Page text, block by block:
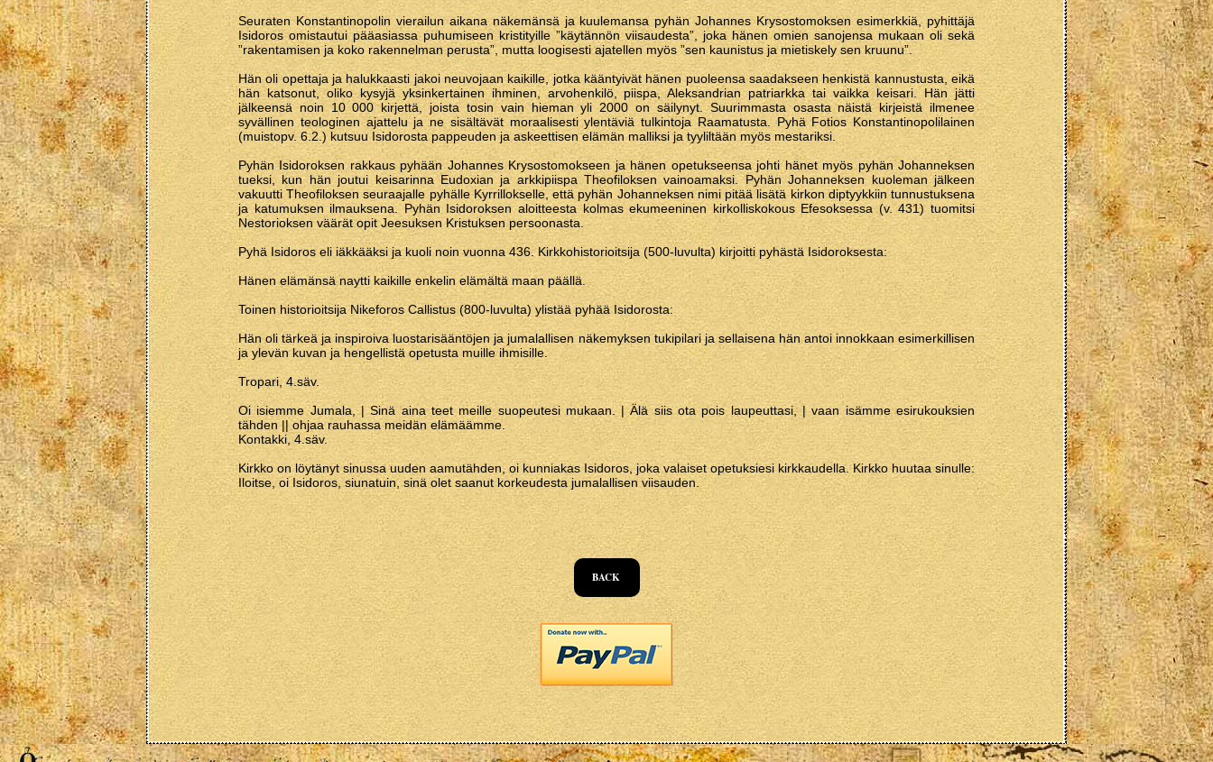
Seuraten Konstantinopolin vierailun aikana näkemänsä ja kuulemansa pyhän Johannes Krysostomoksen esimerkkiä, pyhittäjä
Isidoros omistautui pääasiassa puhumiseen kristityille ”käytännön viisaudesta”, joka hänen omien sanojensa mukaan oli sekä
”rakentamisen ja koko rakennelman perusta”, mutta loogisesti ajatellen myös ”sen kaunistus ja mietiskely sen kruunu”.
Hän oli opettaja ja halukkaasti jakoi neuvojaan kaikille, jotka kääntyivät hänen puoleensa saadakseen henkistä kannustusta, eikä
hän katsonut, oliko kysyjä yksinkertainen ihminen, arvohenkilö, piispa, Aleksandrian patriarkka tai vaikka keisari. Hän jätti
jälkeensä noin 10 000 kirjettä, joista tosin vain hieman yli 2000 on säilynyt. Suurimmasta osasta näistä kirjeistä ilmenee
syvällinen teologinen ajattelu ja ne sisältävät moraalisesti ylentäviä tulkintoja Raamatusta. Pyhä Fotios Konstantinopolilainen
(muistopv. 6.2.) kutsuu Isidorosta pappeuden ja askeettisen elämän malliksi ja tyyliltään myös mestariksi.
Pyhän Isidoroksen rakkaus pyhään Johannes Krysostomokseen ja hänen opetukseensa johti hänet myös pyhän Johanneksen
tueksi, kun hän joutui keisarinna Eudoxian ja arkkipiispa Theofiloksen vainoamaksi. Pyhän Johanneksen kuoleman jälkeen
vakuutti Theofiloksen seuraajalle pyhälle Kyrrillokselle, että pyhän Johanneksen nimi pitää lisätä kirkon diptyykkiin tunnustuksena
ja katumuksen ilmauksena. Pyhän Isidoroksen aloitteesta kolmas ekumeeninen kirkolliskokous Efesoksessa (v. 431) tuomitsi
Nestorioksen väärät opit Jeesuksen Kristuksen persoonasta.
Pyhä Isidoros eli iäkkääksi ja kuoli noin vuonna 436. Kirkkohistorioitsija (500-luvulta) kirjoitti pyhästä Isidoroksesta:
Hänen elämänsä naytti kaikille enkelin elämältä maan päällä.
Toinen historioitsija Nikeforos Callistus (800-luvulta) ylistää pyhää Isidorosta:
Hän oli tärkeä ja inspiroiva luostarisääntöjen ja jumalallisen näkemyksen tukipilari ja sellaisena hän antoi innokkaan esimerkillisen
ja ylevän kuvan ja hengellistä opetusta muille ihmisille.
Tropari, 4.säv.
Oi isiemme Jumala, | Sinä aina teet meille suopeutesi mukaan. | Älä siis ota pois laupeuttasi, | vaan isämme esirukouksien
tähden || ohjaa rauhassa meidän elämäämme.
Kontakki, 4.säv.
Kirkko on löytänyt sinussa uuden aamutähden, oi kunniakas Isidoros, joka valaiset opetuksiesi kirkkaudella. Kirkko huutaa sinulle:
Iloitse, oi Isidoros, siunatuin, sinä olet saanut korkeudesta jumalallisen viisauden.
BACK